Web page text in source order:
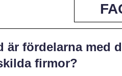
är fördelarna med
firmor?